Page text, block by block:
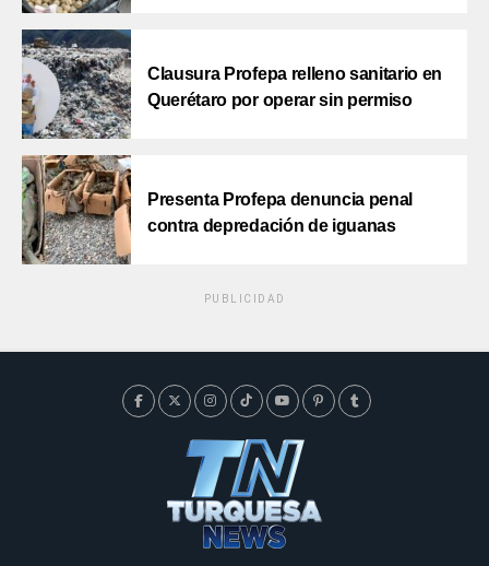
Clausura Profepa relleno sanitario en
Querétaro por operar sin permiso
Presenta Profepa denuncia penal
contra depredación de iguanas
PUBLICIDAD